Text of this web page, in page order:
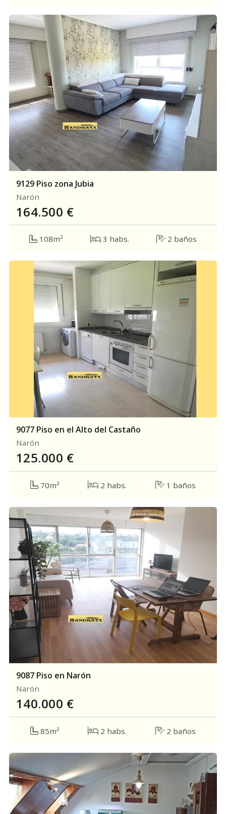
9129 Piso zona Jubia
164.500 €
108m² 3 habs. 2 baños
Narón
9077 Piso en el Alto del Castaño
125.000 €
70m² 2 habs. 1 baños
Narón
9087 Piso en Narón
140.000 €
85m² 2 habs. 2 baños
Narón